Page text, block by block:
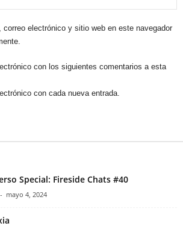
correo electrónico y sitio web en este navegador
con los siguientes comentarios a esta
con cada nueva entrada.
Special: Fireside Chats #40
- mayo 4, 2024